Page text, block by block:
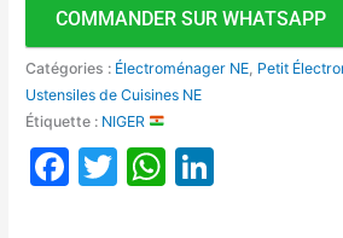
COMMANDER SUR WHATSAPP
Catégories : Électroménager NE Petit
Ustensiles de Cuisines NE
Étiquette : NIGER
Facebook
TwitterWhatsApp